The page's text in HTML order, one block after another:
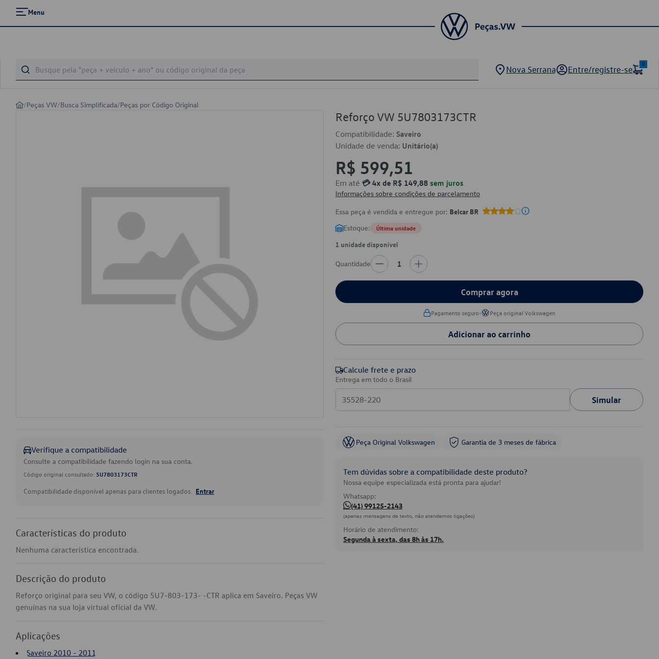
Menu
Nova Serrana Entre/registre-se
0
/Peças VW/Busca Simplificada/Peças por Código Original
Verifique a compatibilidade
Consulte a compatibilidade fazendo login na sua conta.
Código original consultado: 5U7803173CTR
Compatibilidade disponível apenas para clientes logados. Entrar
Características do produto
Nenhuma característica encontrada.
Descrição do produto
Reforço original para seu VW, o código 5U7-803-173- -CTR aplica em Saveiro. Peças VW
genuínas na sua loja virtual oficial da VW.
Aplicações
Saveiro 2010 - 2011
Reforço VW 5U7803173CTR
Compatibilidade: Saveiro
Unidade de venda: Unitário(a)
R$ 599,51
Em até 💳 4x de R$ 149,88 sem juros
Informações sobre condições de parcelamento
Essa peça é vendida e entregue por: Belcar BR
Estoque: Última unidade
1 unidade disponível
Quantidade 1
Comprar agora
Pagamento seguro• Peça original Volkswagen
Adicionar ao carrinho
Calcule frete e prazo
Entrega em todo o Brasil
Simular
Peça Original Volkswagen Garantia de 3 meses de fábrica
Tem dúvidas sobre a compatibilidade deste produto?
Nossa equipe especializada está pronta para ajudar!
Whatsapp:
(41) 99125-2143
(apenas mensagens de texto, não atendemos ligações)
Horário de atendimento:
Segunda à sexta, das 8h às 17h.